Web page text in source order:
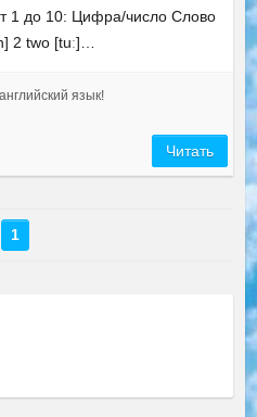
1 до 10: Цифра/число Слово
2 two [tuː]…
язык!
Читать
1